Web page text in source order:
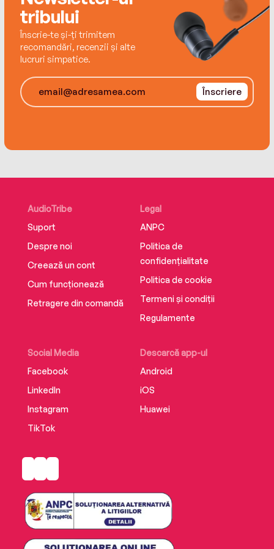
prichindel ambițios și cu poftă de joacă.
tribului
Înscrie-te și-ți trimitem
recomandări, recenzii și alte
lucruri simpatice.
Înscriere
AudioTribe
Suport
Despre noi
Creează un cont
Cum funcționează
Retragere din comandă
Social Media
Facebook
LinkedIn
Instagram
TikTok
Descarcă app-ul
Android
iOS
Huawei
Legal
ANPC
Politica de
confidențialitate
Politica de cookie
Termeni și condiții
Regulamente